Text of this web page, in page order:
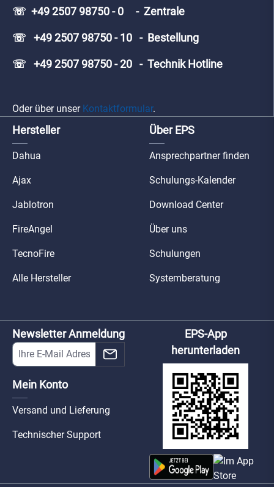
☏ +49 2507 98750 - 0 - Zentrale
☏ +49 2507 98750 - 10 - Bestellung
☏ +49 2507 98750 - 20 - Technik Hotline
Oder über unser Kontaktformular.
Hersteller
Dahua
Ajax
Jablotron
FireAngel
TecnoFire
Alle Hersteller
Über EPS
Ansprechpartner finden
Schulungs-Kalender
Download Center
Über uns
Schulungen
Systemberatung
Newsletter Anmeldung
Mein Konto
Versand und Lieferung
Technischer Support
EPS-App
herunterladen